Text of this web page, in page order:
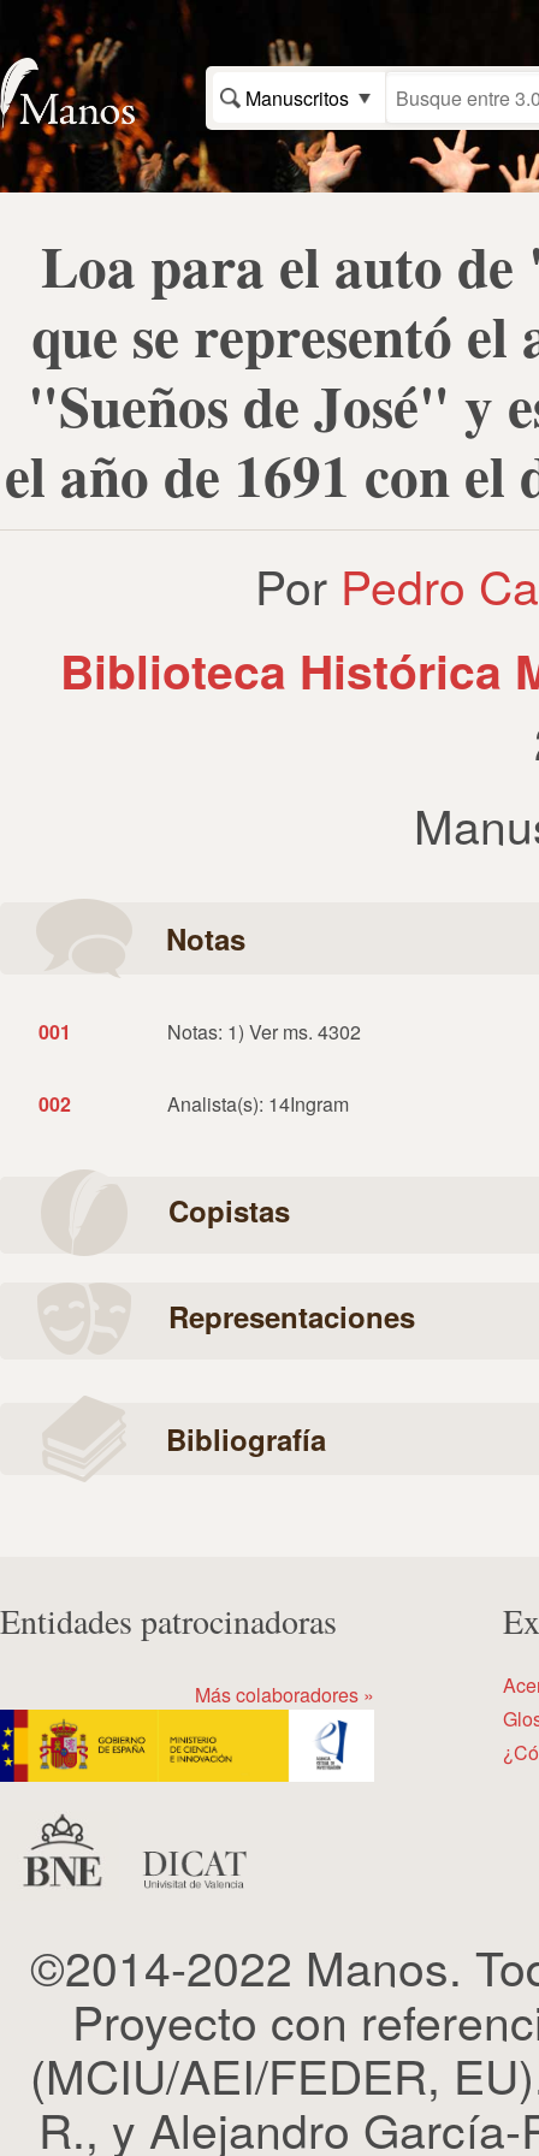
Manuscritos
Loa para el auto
que se representó el
"Sueños de José" y
el año de 1691 con
Por Pedro
Biblioteca Histórica
Notas
001 Notas: 1) Ver ms. 4302
002 Analista(s): 14Ingram
Copistas
Representaciones
Bibliografía
Entidades patrocinadoras
Más colaboradores »
©2014-2022 Manos.
Proyecto con
(MCIU/AEI/FEDER,
R., y Alejandro